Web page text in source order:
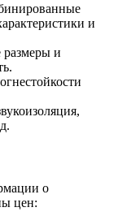
и
размеры и
о
цен: